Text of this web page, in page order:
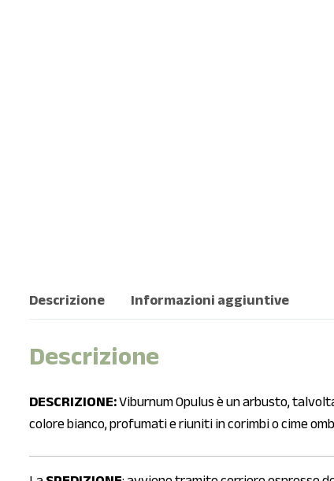
Descrizione Informazioni aggiuntive
Descrizione
DESCRIZIONE:Viburnum Opulus è un arbusto,
colore bianco, profumati e riuniti in corimbi o cime